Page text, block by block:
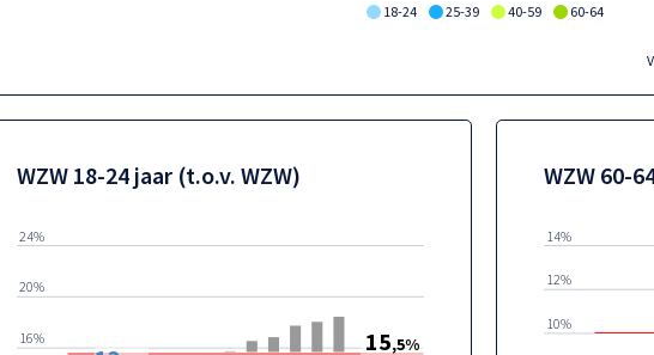
18-24 25-39 40-59 60-64
WZW 18-24 jaar (t.o.v. WZW)
16%
20%
24%
15,5%
WZW 60-
10%
12%
14%